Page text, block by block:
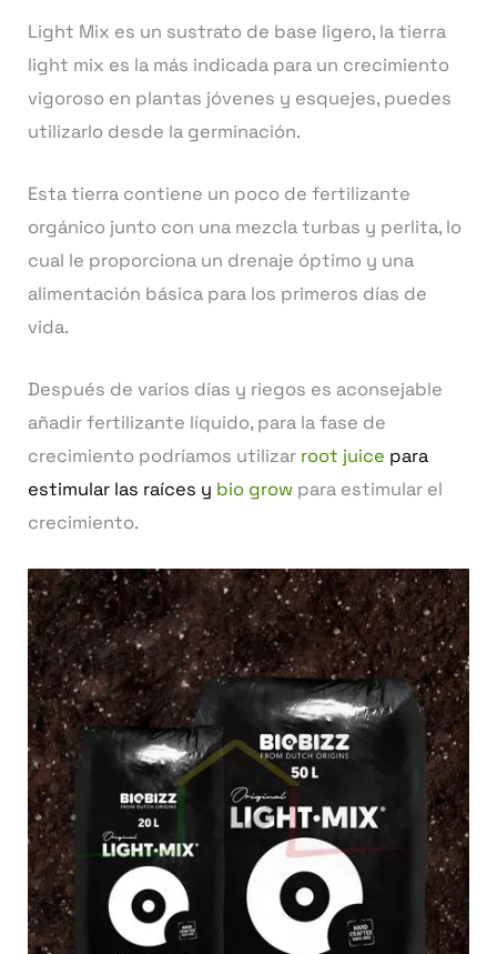
Light Mix es un sustrato de base ligero, la tierra
light mix es la más indicada para un crecimiento
vigoroso en plantas jóvenes y esquejes, puedes
utilizarlo desde la germinación.
Esta tierra contiene un poco de fertilizante
orgánico junto con una mezcla turbas y perlita, lo
cual le proporciona un drenaje óptimo y una
alimentación básica para los primeros días de
vida.
Después de varios días y riegos es aconsejable
añadir fertilizante líquido, para la fase de
crecimiento podríamos utilizar root juice para
estimular las raíces y bio grow para estimular el
crecimiento.